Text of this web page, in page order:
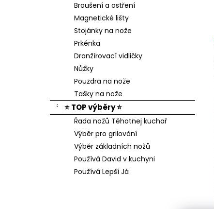
Broušení a ostření
Magnetické lišty
Stojánky na nože
Prkénka
Dranžírovací vidličky
Nůžky
Pouzdra na nože
Tašky na nože
⭐ TOP výběry ⭐
Řada nožů Těhotnej kuchař
Výběr pro grilování
Výběr základních nožů
Používá David v kuchyni
Používá Lepší Já